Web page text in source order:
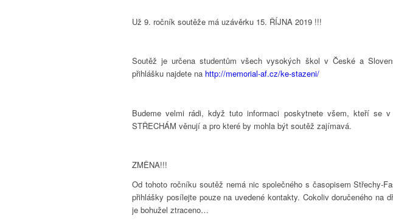
Už 9. ročník soutěže má uzávěrku 15. ŘÍJNA 2019 !!!
Soutěž je určena studentům všech vysokých škol v České a
přihlášku najdete na http://memorial-af.cz/ke-stazeni/
Budeme velmi rádi, když tuto informaci poskytnete všem, kteří se
STŘECHÁM věnují a pro které by mohla být soutěž zajímavá.
ZMĚNA!!!
Od tohoto ročníku soutěž nemá nic společného s časopisem Střechy-
přihlášky posílejte pouze na uvedené kontakty. Cokoliv doručeného na
je bohužel ztraceno…